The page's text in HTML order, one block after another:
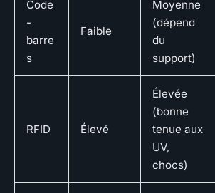
Code
-
barre
s
Faible
Moyenne
(dépend
du
support)
RFID Élevé
Élevée
(bonne
tenue aux
UV,
chocs)